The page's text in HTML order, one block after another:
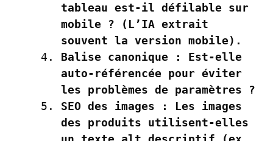
tableau est-il défilable sur
mobile ? (L’IA extrait
souvent la version mobile).
Balise canonique :
Est-elle
auto-référencée pour éviter
les problèmes de paramètres ?
SEO des images :
Les images
des produits utilisent-elles